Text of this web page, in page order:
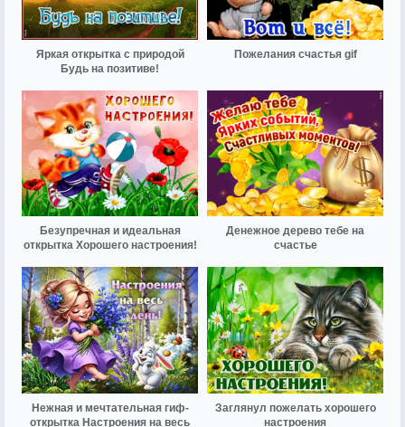
Яркая открытка с природой
Будь на позитиве!
Пожелания счастья gif
Безупречная и идеальная
открытка Хорошего настроения!
Денежное дерево тебе на
счастье
Нежная и мечтательная гиф-
открытка Настроения на весь
Заглянул пожелать хорошего
настроения